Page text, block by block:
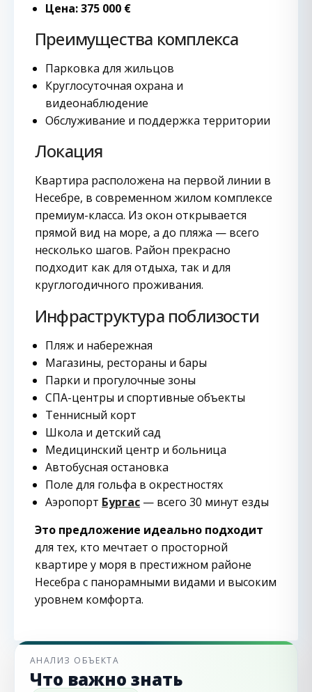
Цена: 375 000 €
Преимущества комплекса
Парковка для жильцов
Круглосуточная охрана и
видеонаблюдение
Обслуживание и поддержка территории
Локация
Квартира расположена на первой линии в
Несебре, в современном жилом комплексе
премиум-класса. Из окон открывается
прямой вид на море, а до пляжа — всего
несколько шагов. Район прекрасно
подходит как для отдыха, так и для
круглогодичного проживания.
Инфраструктура поблизости
Пляж и набережная
Магазины, рестораны и бары
Парки и прогулочные зоны
СПА-центры и спортивные объекты
Теннисный корт
Школа и детский сад
Медицинский центр и больница
Автобусная остановка
Поле для гольфа в окрестностях
Аэропорт Бургас — всего 30 минут езды
Это предложение идеально подходит
для тех, кто мечтает о просторной
квартире у моря в престижном районе
Несебра с панорамными видами и высоким
уровнем комфорта.
АНАЛИЗ ОБЪЕКТА
Что важно знать